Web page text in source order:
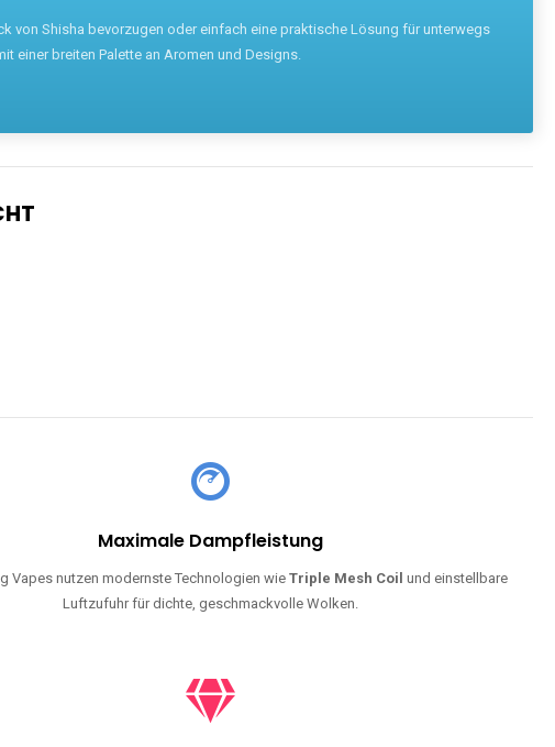
von Shisha bevorzugen oder einfach eine praktische Lösung für unterwegs
einer breiten Palette an Aromen und Designs.
Maximale Dampfleistung
Vapes nutzen modernste Technologien wieTriple Mesh Coil und einstellbare
Luftzufuhr für dichte, geschmackvolle Wolken.